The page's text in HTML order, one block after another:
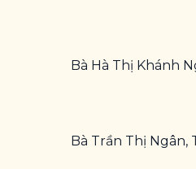
Bà Hà Thị Khánh
Bà Trần Thị Ngân,